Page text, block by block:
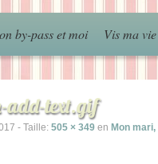
by-pass et moi Vis ma
add-text.gif
- Taille: 505 × 349 en Mon